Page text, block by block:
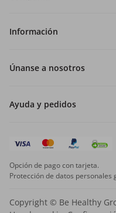
Información
Únanse a nosotros
Ayuda y pedidos
Opción de pago con tarjeta.
Protección de datos personales
Copyright © Be Healthy